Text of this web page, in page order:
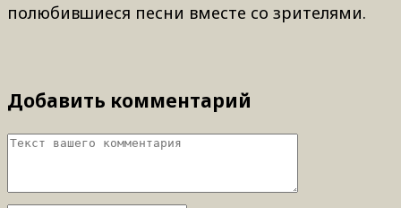
полюбившиеся песни вместе со зрителями.
Добавить комментарий